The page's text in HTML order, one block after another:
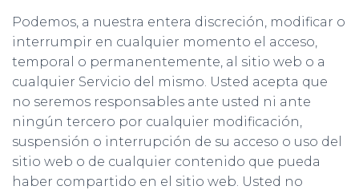
Podemos, a nuestra entera discreción, modificar o
interrumpir en cualquier momento el acceso,
temporal o permanentemente, al sitio web o a
cualquier Servicio del mismo. Usted acepta que
no seremos responsables ante usted ni ante
ningún tercero por cualquier modificación,
suspensión o interrupción de su acceso o uso del
sitio web o de cualquier contenido que pueda
haber compartido en el sitio web. Usted no